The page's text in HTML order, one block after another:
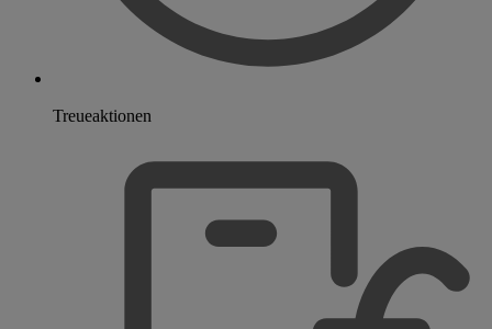
Treueaktionen